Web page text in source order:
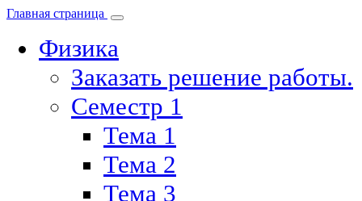
Главная страница
Физика
Заказать решение работы.
Семестр 1
Тема 1
Тема 2
Тема 3